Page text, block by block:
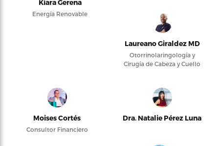
Kiara Gerena
Energía Renovable
Laureano Giraldez MD
Otorrinolaringología y
Cirugía de Cabeza y Cuello
Moises Cortés
Consultor Financiero
Dra. Natalie Pérez Luna